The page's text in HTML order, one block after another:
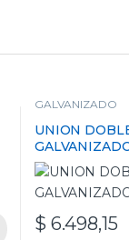
GALVANIZADO
UNION
$ 6.498,15